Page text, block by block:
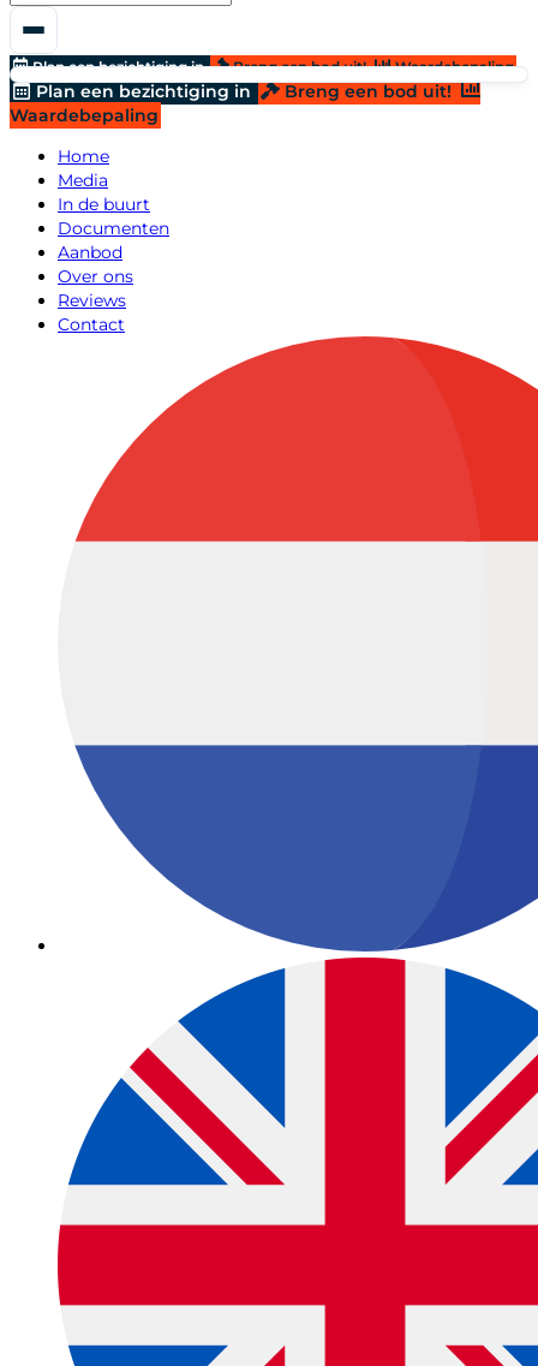
Plan een bezichtiging in Breng een bod uit! Waardebepaling
Plan een bezichtiging in
Breng een bod uit!
Waardebepaling
Home
Media
In de buurt
Documenten
Aanbod
Over ons
Reviews
Contact